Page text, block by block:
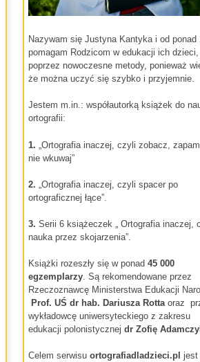
Nazywam się Justyna Kantyka i od ponad
pomagam Rodzicom w edukacji ich dzieci,
poprzez nowoczesne metody, ponieważ
że można uczyć się szybko i przyjemnie.
Jestem m.in.: współautorką książek do
ortografii:
1. „Ortografia inaczej, czyli zobacz,
nie wkuwaj”
2. „Ortografia inaczej, czyli spacer po
ortograficznej łące”.
3. Serii 6 książeczek „ Ortografia inaczej,
nauka przez skojarzenia”.
Książki rozeszły się w ponad45 000
egzemplarzy. Są rekomendowane przez
Rzeczoznawcę Ministerstwa Edukacji
Prof. UŚ dr hab. Dariusza Rottaoraz
wykładowcę uniwersyteckiego z zakresu
edukacji polonistycznej dr Zofię
Celem serwisuortografiadladzieci.pl jest